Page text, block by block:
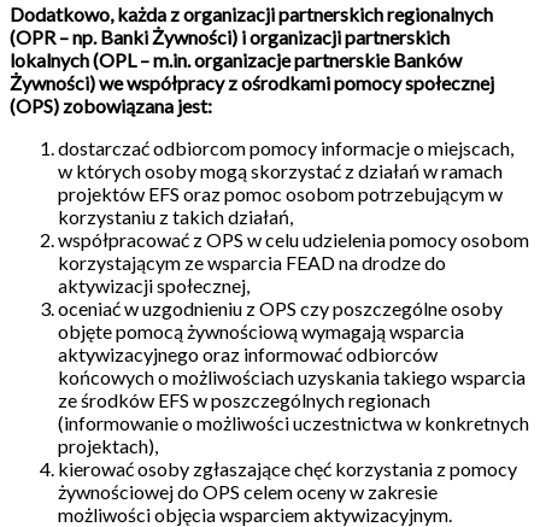
Dodatkowo, każda z organizacji partnerskich regionalnych
(OPR – np. Banki Żywności) i organizacji partnerskich
lokalnych (OPL – m.in. organizacje partnerskie Banków
Żywności) we współpracy z ośrodkami pomocy społecznej
(OPS) zobowiązana jest:
dostarczać odbiorcom pomocy informacje o miejscach,
w których osoby mogą skorzystać z działań w ramach
projektów EFS oraz pomoc osobom potrzebującym w
korzystaniu z takich działań,
współpracować z OPS w celu udzielenia pomocy osobom
korzystającym ze wsparcia FEAD na drodze do
aktywizacji społecznej,
oceniać w uzgodnieniu z OPS czy poszczególne osoby
objęte pomocą żywnościową wymagają wsparcia
aktywizacyjnego oraz informować odbiorców
końcowych o możliwościach uzyskania takiego wsparcia
ze środków EFS w poszczególnych regionach
(informowanie o możliwości uczestnictwa w konkretnych
projektach),
kierować osoby zgłaszające chęć korzystania z pomocy
żywnościowej do OPS celem oceny w zakresie
możliwości objęcia wsparciem aktywizacyjnym.